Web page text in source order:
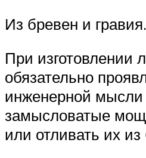
Из бревен и гравия.
При изготовлении
обязательно
инженерной
замысловатые
или отливать их из